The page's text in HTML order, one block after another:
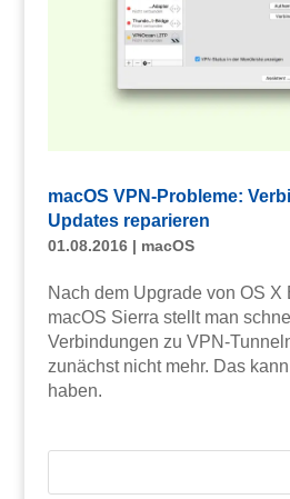
macOS VPN-Probleme:
Updates reparieren
01.08.2016| macOS
Nach dem Upgrade von OS X
macOS Sierra stellt man
Verbindungen zu VPN-
zunächst nicht mehr. Das
haben.